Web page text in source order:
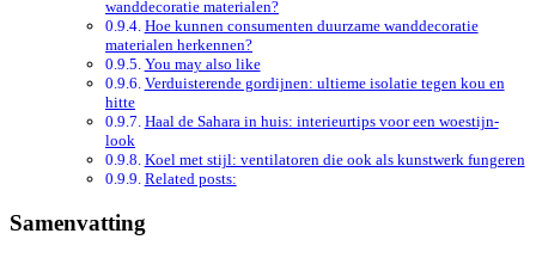
wanddecoratie materialen?
Hoe kunnen consumenten duurzame wanddecoratie
materialen herkennen?
You may also like
Verduisterende gordijnen: ultieme isolatie tegen kou en
hitte
Haal de Sahara in huis: interieurtips voor een woestijn-
look
Koel met stijl: ventilatoren die ook als kunstwerk fungeren
Related posts:
Samenvatting